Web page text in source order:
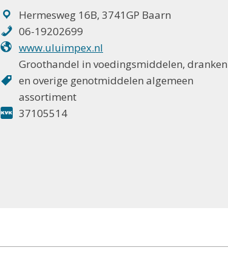
Hermesweg 16B, 3741GP Baarn
06-19202699
www.uluimpex.nl
Groothandel in voedingsmiddelen, dranken
en overige genotmiddelen algemeen
assortiment
37105514